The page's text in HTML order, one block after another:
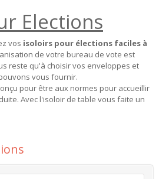
Elections
vos isoloirs pour élections faciles à
de votre bureau de vote est
reste qu'à choisir vos enveloppes et
vous fournir.
pour être aux normes pour accueillir
Avec l'isoloir de table vous faite un